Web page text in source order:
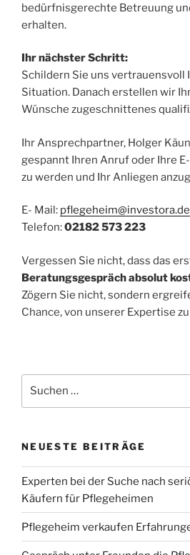
bedürfnisgerechte Betreuung
erhalten.
Ihr nächster Schritt:
Schildern Sie uns vertrauensvoll
Situation. Danach erstellen wir
Wünsche zugeschnittenes
Ihr Ansprechpartner, Holger
gespannt Ihren Anruf oder Ihre
zu werden und Ihr Anliegen
E- Mail: pflegeheim@investora.de
Telefon:02182 573 223
Vergessen Sie nicht, dass das
Beratungsgespräch absolut
Zögern Sie nicht, sondern
Chance, von unserer Expertise
nach:
NEUESTE BEITRÄGE
Experten bei der Suche nach
Käufern für Pflegeheimen
Pflegeheim verkaufen